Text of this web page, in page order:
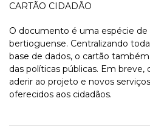
CARTÃO CIDADÃO
O documento é uma espécie de
bertioguense. Centralizando
base de dados, o cartão
das políticas públicas. Em breve,
aderir ao projeto e novos
oferecidos aos cidadãos.